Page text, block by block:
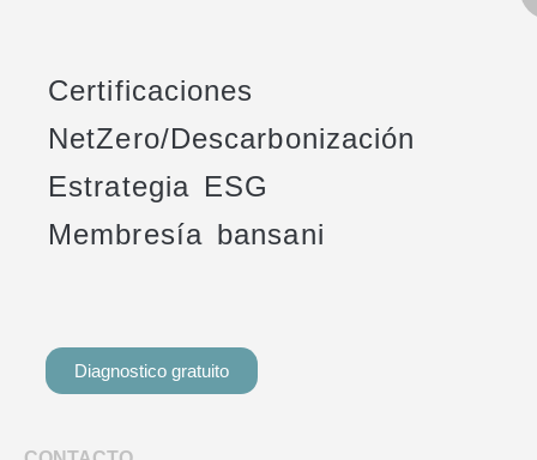
Certificaciones
NetZero/Descarbonización
Estrategia ESG
Membresía bansani
Diagnostico gratuito